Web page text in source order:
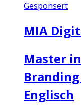
Gesponsert
MIA
Master
Englisch